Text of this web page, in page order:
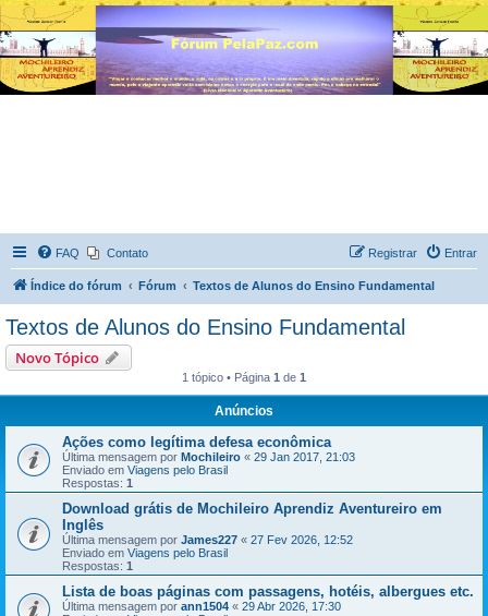
FAQ Contato Entrar
Registrar
Índice do fórum Fórum Textos de Alunos do Ensino Fundamental
Textos de Alunos do Ensino Fundamental
Novo Tópico
1 tópico • Página 1 de 1
Anúncios
Ações como legítima defesa econômica
Última mensagem por Mochileiro « 29 Jan 2017, 21:03
Enviado em Viagens pelo Brasil
Respostas: 1
Download grátis de Mochileiro Aprendiz Aventureiro em
Inglês
Última mensagem por James227 « 27 Fev 2026, 12:52
Enviado em Viagens pelo Brasil
Respostas: 1
Lista de boas páginas com passagens, hotéis, albergues etc.
Última mensagem por ann1504 « 29 Abr 2026, 17:30